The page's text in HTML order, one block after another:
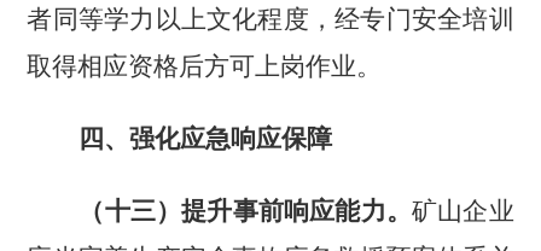
者同等学力以上文化程度，经专门安全培训
取得相应资格后方可上岗作业。
四、强化应急响应保障
（十三）提升事前响应能力。 矿山企业